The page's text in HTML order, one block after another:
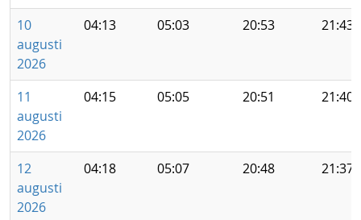
10
augusti
2026
04:13 05:03 20:53 21:43
11
augusti
2026
04:15 05:05 20:51 21:40
12
augusti
2026
04:18 05:07 20:48 21:37